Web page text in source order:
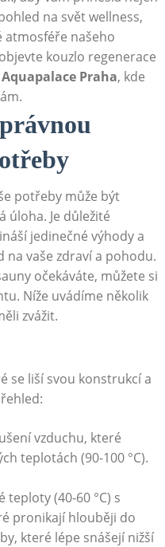
na ‌svět wellness,
atmosféře našeho
kouzlo ‍regenerace
Praha, kde
potřeby může být
úloha. Je důležité
jedinečné výhody a⁢
vaše⁢ zdraví ⁢a⁢ pohodu.
‍očekáváte, ​můžete si
⁣Níže uvádíme několik
zvážit.
se liší svou konstrukcí‍ a⁢
⁤vzduchu, které
‍teplotách (90-100 ⁣°C).
teploty (40-60 °C) ​s
pronikají hlouběji do
které lépe snášejí ​nižší